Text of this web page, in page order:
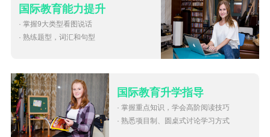
国际教育能力提升
· 掌握9大类型看图说话
· 熟练题型，词汇和句型
国际教育升学指导
· 掌握重点知识，学会高阶阅读技巧
· 熟悉项目制、圆桌式讨论学习方式